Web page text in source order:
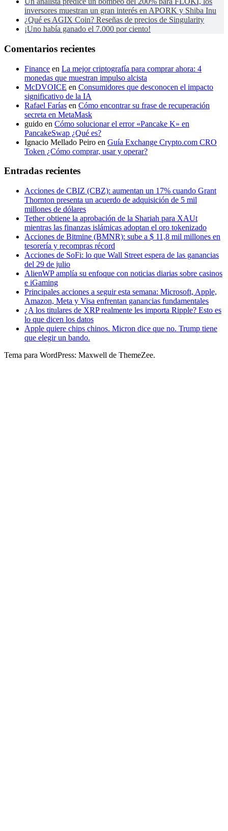
inversores muestran un gran interés en APORK y Shiba Inu
¿Qué es AGIX Coin? Reseñas de precios de Singularity
¡Uno había ganado el 7.000 por ciento!
Comentarios recientes
Finance en La mejor criptografía para comprar ahora: 4
monedas que muestran impulso alcista
McDVOICE en Consumidores que desconocen el impacto
significativo de la IA
Rafael Farías en Cómo encontrar su frase de recuperación
secreta en MetaMask
guido en Cómo solucionar el error «Pancake K» en
PancakeSwap ¿Qué es?
Ignacio Mellado Peiro en Guía Exchange Crypto.com CRO
Token ¿Cómo comprar, usar y operar?
Entradas recientes
Acciones de CBIZ (CBZ): aumentan un 17% cuando Grant
Thornton presenta un acuerdo de adquisición de 5 mil
millones de dólares
Tether obtiene la aprobación de la Shariah para XAUt
mientras las finanzas islámicas adoptan el oro tokenizado
Acciones de Bitmine (BMNR): sube a $ 11,8 mil millones en
tesorería y recompras récord
Acciones de SoFi: lo que Wall Street espera de las ganancias
del 29 de julio
AlienWP amplía su enfoque con noticias diarias sobre casinos
e iGaming
Principales acciones a seguir esta semana: Microsoft, Apple,
Amazon, Meta y Visa enfrentan ganancias fundamentales
¿A los titulares de XRP realmente les importa Ripple? Esto es
lo que dicen los datos
Apple quiere chips chinos. Micron dice que no. Trump tiene
que elegir un bando.
Tema para WordPress: Maxwell de ThemeZee.